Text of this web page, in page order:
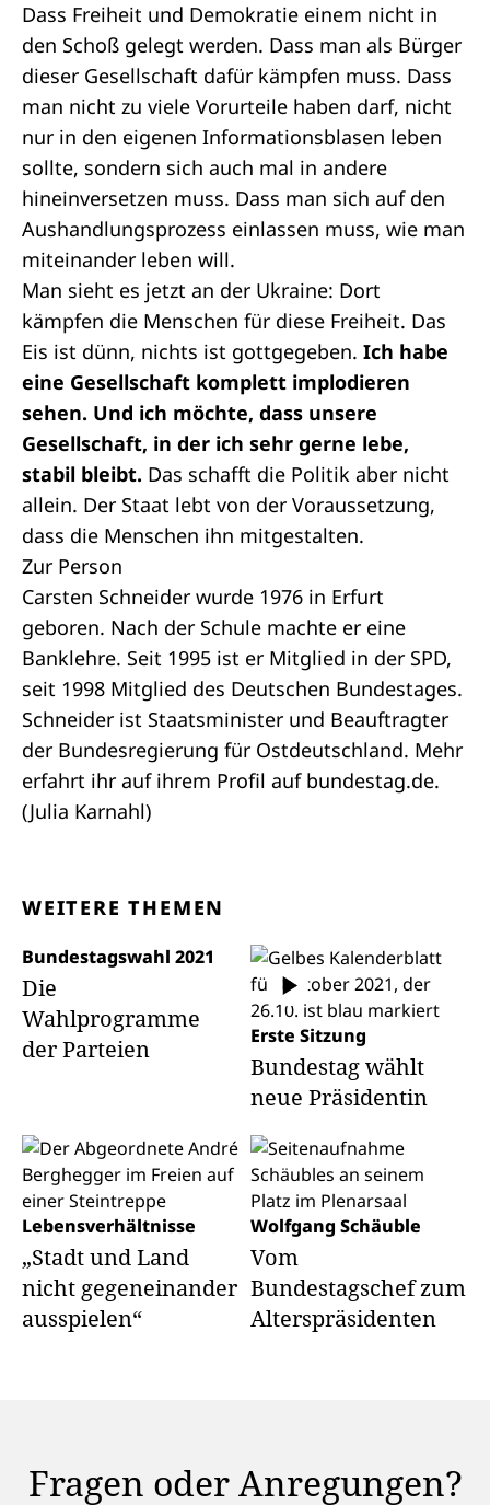
Dass Freiheit und Demokratie einem nicht in
den Schoß gelegt werden. Dass man als Bürger
dieser Gesellschaft dafür kämpfen muss. Dass
man nicht zu viele Vorurteile haben darf, nicht
nur in den eigenen Informationsblasen leben
sollte, sondern sich auch mal in andere
hineinversetzen muss. Dass man sich auf den
Aushandlungsprozess einlassen muss, wie man
miteinander leben will.
Man sieht es jetzt an der Ukraine: Dort
kämpfen die Menschen für diese Freiheit. Das
Eis ist dünn, nichts ist gottgegeben. Ich habe
eine Gesellschaft komplett implodieren
sehen. Und ich möchte, dass unsere
Gesellschaft, in der ich sehr gerne lebe,
stabil bleibt. Das schafft die Politik aber nicht
allein. Der Staat lebt von der Voraussetzung,
dass die Menschen ihn mitgestalten.
Zur Person
Carsten Schneider wurde 1976 in Erfurt
geboren. Nach der Schule machte er eine
Banklehre. Seit 1995 ist er Mitglied in der SPD,
seit 1998 Mitglied des Deutschen Bundestages.
Schneider ist Staatsminister und Beauftragter
der Bundesregierung für Ostdeutschland. Mehr
erfahrt ihr auf ihrem Profil ​​​​​​​ auf bundestag.de.
(Julia Karnahl)
WEITERE THEMEN
Bundestagswahl 2021
Die
Wahlprogramme
der Parteien
Erste Sitzung
Bundestag wählt
neue Präsidentin
Lebensverhältnisse
„Stadt und Land
nicht gegeneinander
ausspielen“
Wolfgang Schäuble
Vom
Bundestagschef zum
Alterspräsidenten
Fragen oder Anregungen?